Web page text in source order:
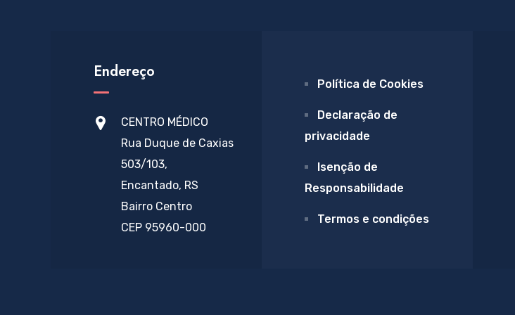
Endereço
CENTRO MÉDICO
Rua Duque de Caxias
503/103,
Encantado, RS
Bairro Centro
CEP 95960-000
Política de Cookies
Declaração de
privacidade
Isenção de
Responsabilidade
Termos e condições